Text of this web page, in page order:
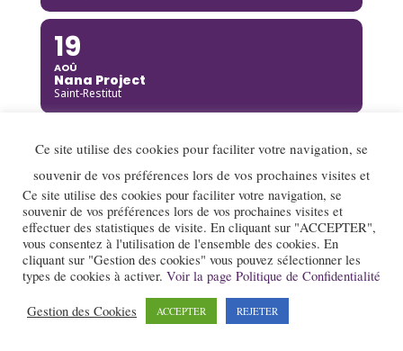
19
AOÛ
Nana Project
Saint-Restitut
20
AOÛ
Ella Rabeson Quartet
Annecy
20
AOÛ
Ariane Racicot Trio
Ce site utilise des cookies pour faciliter votre navigation, se
souvenir de vos préférences lors de vos prochaines visites et
Ce site utilise des cookies pour faciliter votre navigation, se
souvenir de vos préférences lors de vos prochaines visites et
effectuer des statistiques de visite. En cliquant sur "ACCEPTER",
vous consentez à l'utilisation de l'ensemble des cookies. En
cliquant sur "Gestion des cookies" vous pouvez sélectionner les
types de cookies à activer. Voir la page Politique de Confidentialité
Gestion des Cookies ACCEPTER REJETER